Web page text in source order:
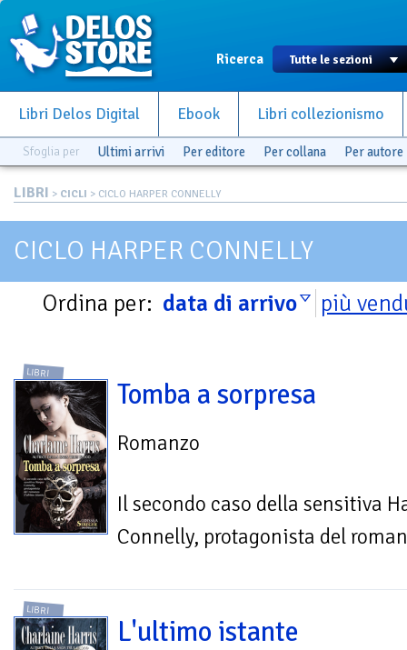
Ricerca
Libri Delos Digital Ebook Libri collezionismo
Sfoglia per Ultimi arrivi Per editore Per collana Per autore
LIBRI > CICLI > CICLO HARPER CONNELLY
CICLO HARPER CONNELLY
Ordina per: data di arrivo più
LIBRI
Tomba a sorpresa
Romanzo
Il secondo caso della sensitiva
Connelly, protagonista del
LIBRI
L'ultimo istante